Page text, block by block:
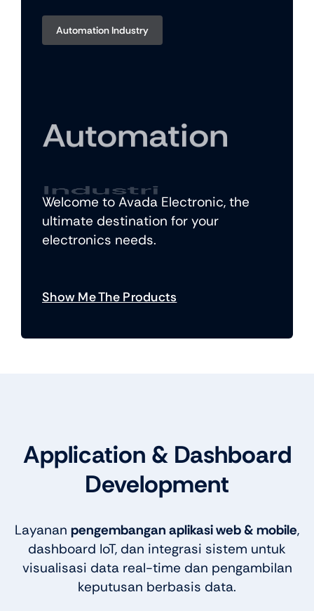
Automation Industry
Automation
Industri
Welcome to Avada Electronic, the
ultimate destination for your
electronics needs.
Show Me The Products
Application & Dashboard
Development
Layanan pengembangan aplikasi web & mobile,
dashboard IoT, dan integrasi sistem untuk
visualisasi data real-time dan pengambilan
keputusan berbasis data.